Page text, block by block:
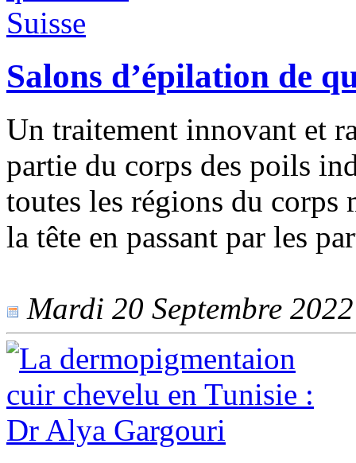
Salons d’épilation de
Un traitement innovant et
partie du corps des poils
toutes les régions du corps
la tête en passant par les
Mardi 20 Septembre